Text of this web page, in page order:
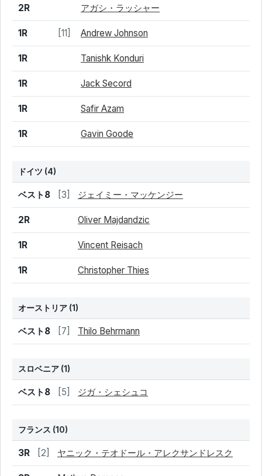
2R アガシ・ラッシャー
1R [11] Andrew Johnson
1R Tanishk Konduri
1R Jack Secord
1R Safir Azam
1R Gavin Goode
ドイツ (4)
結果 シード 選手名
ベスト8 [3] ジェイミー・マッケンジー
2R Oliver Majdandzic
1R Vincent Reisach
1R Christopher Thies
オーストリア (1)
結果 シード 選手名
ベスト8 [7] Thilo Behrmann
スロベニア (1)
結果 シード 選手名
ベスト8 [5] ジガ・シェシュコ
フランス (10)
結果 シード 選手名
3R [2] ヤニック・テオドール・アレクサンドレスク